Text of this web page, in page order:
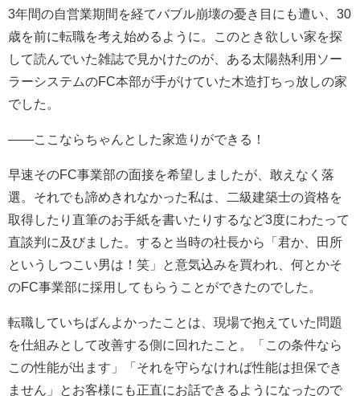
3年間の自営業期間を経てバブル崩壊の憂き目にも遭い、30
歳を前に転職を考え始めるように。このとき欲しい家を探
して読んでいた雑誌で見かけたのが、ある太陽熱利用ソー
ラーシステムのFC本部が手がけていた木造打ちっ放しの家
でした。
――ここならちゃんとした家造りができる！
早速そのFC事業部の面接を希望しましたが、敢えなく落
選。それでも諦めきれなかった私は、二級建築士の資格を
取得したり直筆のお手紙を書いたりするなど3度にわたって
直談判に及びました。すると当時の社長から「君か、田所
というしつこい男は！笑」と意気込みを買われ、何とかそ
のFC事業部に採用してもらうことができたのでした。
転職していちばんよかったことは、現場で抱えていた問題
を仕組みとして改善する側に回れたこと。「この条件なら
この性能が出ます」「それを守らなければ性能は担保でき
ません」とお客様にも正直にお話できるようになったので